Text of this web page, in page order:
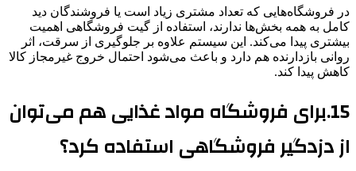
در فروشگاه‌هایی که تعداد مشتری زیاد است یا فروشندگان دید
کامل به همه بخش‌ها ندارند، استفاده از گیت فروشگاهی اهمیت
بیشتری پیدا می‌کند. این سیستم علاوه بر جلوگیری از سرقت، اثر
روانی بازدارنده هم دارد و باعث می‌شود احتمال خروج غیرمجاز کالا
کاهش پیدا کند.
15.برای فروشگاه مواد غذایی هم می‌توان
از دزدگیر فروشگاهی استفاده کرد؟